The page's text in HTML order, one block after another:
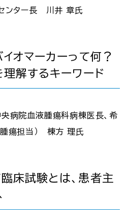
ンター長 川井 章氏
イオマーカーって何？
解するキーワード
病院血液腫瘍科病棟医長、希
腫瘍担当） 棟方 理氏
床試験とは、患者主